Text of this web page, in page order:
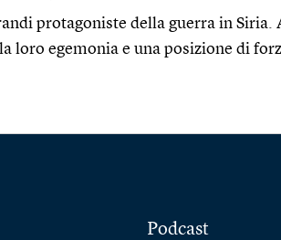
protagoniste della guerra in Siria.
loro egemonia e una posizione di
Podcast